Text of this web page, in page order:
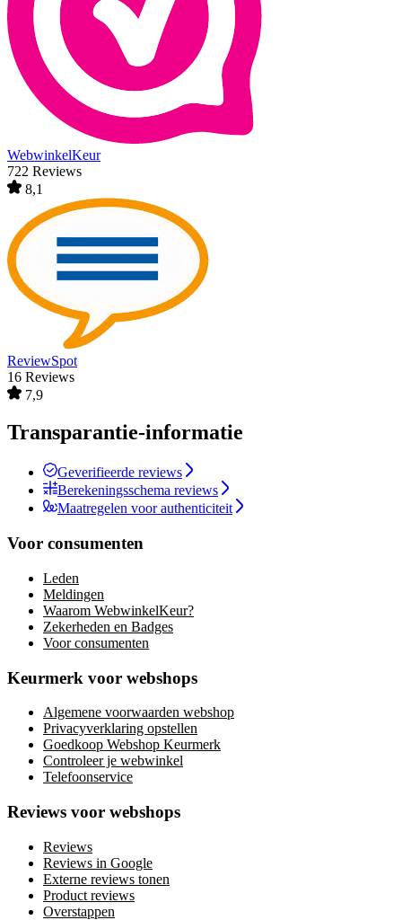
WebwinkelKeur
722 Reviews
8,1
ReviewSpot
16 Reviews
7,9
Transparantie-informatie
Geverifieerde reviews
Berekeningsschema reviews
Maatregelen voor authenticiteit
Voor consumenten
Leden
Meldingen
Waarom WebwinkelKeur?
Zekerheden en Badges
Voor consumenten
Keurmerk voor webshops
Algemene voorwaarden webshop
Privacyverklaring opstellen
Goedkoop Webshop Keurmerk
Controleer je webwinkel
Telefoonservice
Reviews voor webshops
Reviews
Reviews in Google
Externe reviews tonen
Product reviews
Overstappen